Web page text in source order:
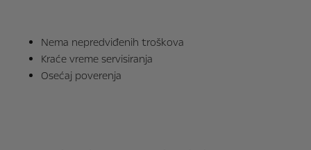
Nema nepredviđenih troškova
Kraće vreme servisiranja
Osećaj poverenja